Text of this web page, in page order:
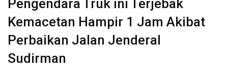
Pengendara Truk ini Terjebak
Kemacetan Hampir 1 Jam Akibat
Perbaikan Jalan Jenderal
Sudirman